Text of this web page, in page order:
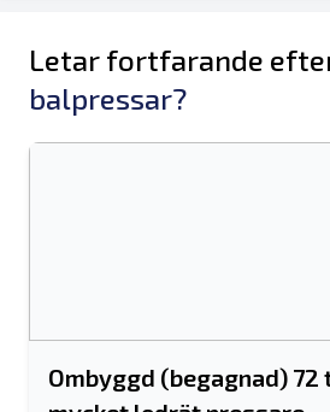
Letar fortfarande
balpressar?
Ombyggd (begagnad) 72